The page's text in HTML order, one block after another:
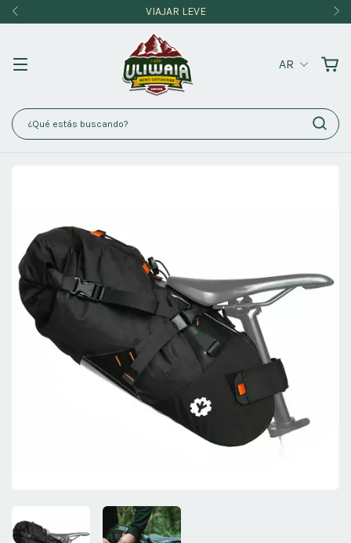
VIAJAR LEVE
AR